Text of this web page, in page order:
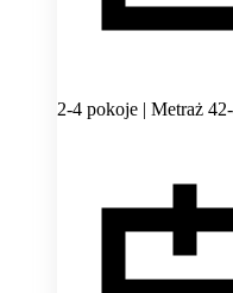
2-4 pokoje | Metraż